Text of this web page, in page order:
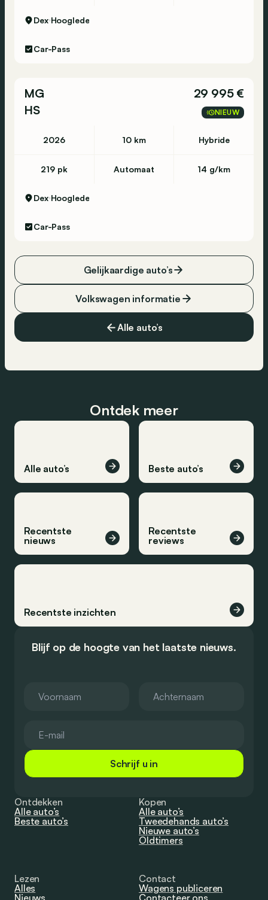
Dex Hooglede
Car-Pass
MG
HS
29 995 €
NIEUW
2026 10 km Hybride
219 pk Automaat 14 g/km
Dex Hooglede
Car-Pass
Alle auto’s
Volkswagen informatie
Gelijkaardige auto’s
Ontdek meer
Alle auto’s Beste auto’s
Recentste
nieuws
Recentste
reviews
Recentste inzichten
Blijf op de hoogte van het laatste nieuws.
Schrijf u in
Ontdekken
Alle auto’s
Beste auto’s
Kopen
Alle auto’s
Tweedehands auto’s
Nieuwe auto’s
Oldtimers
Lezen
Alles
Nieuws
Contact
Wagens publiceren
Contacteer ons